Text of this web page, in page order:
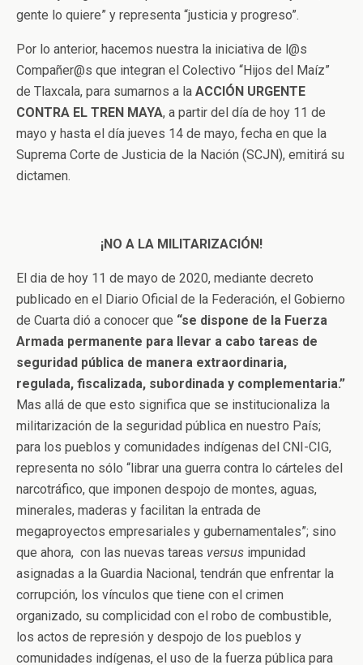
gente lo quiere” y representa “justicia y progreso”.
Por lo anterior, hacemos nuestra la iniciativa de l@s
Compañer@s que integran el Colectivo “Hijos del Maíz”
de Tlaxcala, para sumarnos a la ACCIÓN URGENTE
CONTRA EL TREN MAYA, a partir del día de hoy 11 de
mayo y hasta el día jueves 14 de mayo, fecha en que la
Suprema Corte de Justicia de la Nación (SCJN), emitirá su
dictamen.
¡NO A LA MILITARIZACIÓN!
El dia de hoy 11 de mayo de 2020, mediante decreto
publicado en el Diario Oficial de la Federación, el Gobierno
de Cuarta dió a conocer que “se dispone de la Fuerza
Armada permanente para llevar a cabo tareas de
seguridad pública de manera extraordinaria,
regulada, fiscalizada, subordinada y complementaria.”
Mas allá de que esto significa que se institucionaliza la
militarización de la seguridad pública en nuestro País;
para los pueblos y comunidades indígenas del CNI-CIG,
representa no sólo “librar una guerra contra lo cárteles del
narcotráfico, que imponen despojo de montes, aguas,
minerales, maderas y facilitan la entrada de
megaproyectos empresariales y gubernamentales”; sino
que ahora, con las nuevas tareas versus impunidad
asignadas a la Guardia Nacional, tendrán que enfrentar la
corrupción, los vínculos que tiene con el crimen
organizado, su complicidad con el robo de combustible,
los actos de represión y despojo de los pueblos y
comunidades indígenas, el uso de la fuerza pública para